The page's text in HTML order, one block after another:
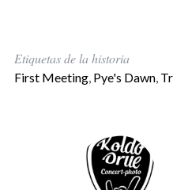
Etiquetas de la historia
First Meeting, Pye's Dawn,